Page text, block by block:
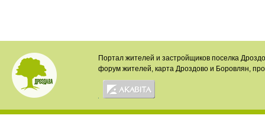
Портал жителей и застройщиков поселка
форум жителей, карта Дроздово и Боровлян,